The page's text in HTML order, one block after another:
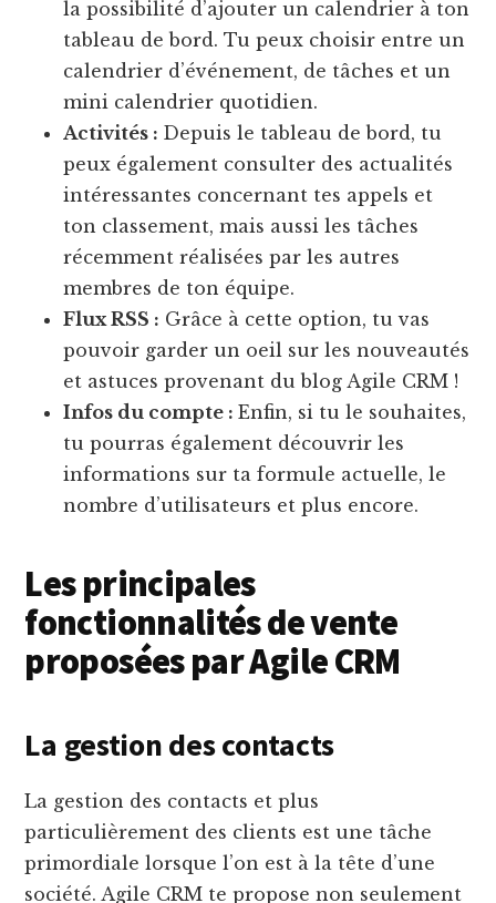
la possibilité d’ajouter un calendrier à ton
tableau de bord. Tu peux choisir entre un
calendrier d’événement, de tâches et un
mini calendrier quotidien.
Activités : Depuis le tableau de bord, tu
peux également consulter des actualités
intéressantes concernant tes appels et
ton classement, mais aussi les tâches
récemment réalisées par les autres
membres de ton équipe.
Flux RSS : Grâce à cette option, tu vas
pouvoir garder un oeil sur les nouveautés
et astuces provenant du blog Agile CRM !
Infos du compte :Enfin, si tu le souhaites,
tu pourras également découvrir les
informations sur ta formule actuelle, le
nombre d’utilisateurs et plus encore.
Les principales
fonctionnalités de vente
proposées par Agile CRM
La gestion des contacts
La gestion des contacts et plus
particulièrement des clients est une tâche
primordiale lorsque l’on est à la tête d’une
société. Agile CRM te propose non seulement